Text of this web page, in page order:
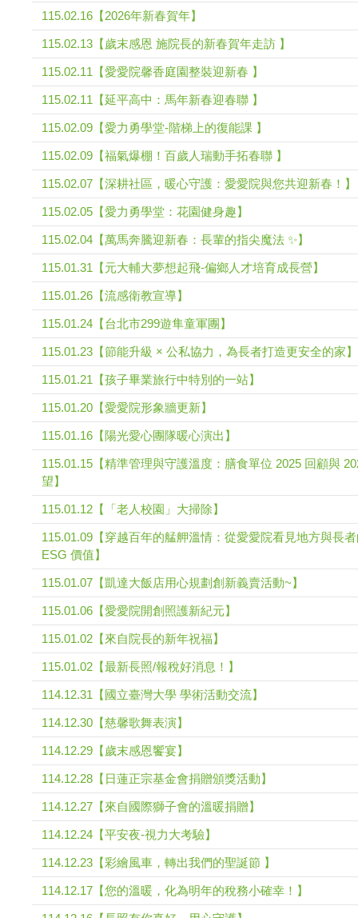
115.02.16【2026年新春賀年】
115.02.13【歲末感恩 施院長的新春賀年走訪 】
115.02.11【愛愛院馨香庭園整裝迎新春 】
115.02.11【延平高中：馬年新春迎春聯 】
115.02.09【愛力勇學堂-階梯上的復能課 】
115.02.09【福氣爆棚！百歲人瑞動手拓春聯 】
115.02.07【深耕社區，暖心守護：愛愛院與您共迎新春！】
115.02.05【愛力勇學堂：花園健身趣】
115.02.04【萬馬奔騰迎新春：長輩的指尖魔法 ✨】
115.01.31【元大輔大夢想起飛-偏鄉人才培育成長營】
115.01.26【流感衛教宣導】
115.01.24【台北市299遊隼童軍團】
115.01.23【節能升級 × 公私協力，為長者打造更安全的家】
115.01.21【孩子畢業旅行中特別的一站】
115.01.20【愛愛院形象牆更新】
115.01.16【陽光愛心團隊暖心演出】
115.01.15【精準管理與守護溫度：膳食單位 2025 回顧與
望】
115.01.12【「老人校園」大掃除】
115.01.09【穿越百年的艋舺溫情：從愛愛院看見地方與長
ESG 價值】
115.01.07【凱達大飯店用心規劃創新義賣活動~】
115.01.06【愛愛院開創照護新紀元】
115.01.02【來自院長的新年祝福】
115.01.02【最新長照/報稅好消息！】
114.12.31【國立臺灣大學 學術活動交流】
114.12.30【慈馨歌舞表演】
114.12.29【歲末感恩饗宴】
114.12.28【日蓮正宗基金會捐贈頒獎活動】
114.12.27【來自國際獅子會的溫暖捐贈】
114.12.24【平安夜-視力大考驗】
114.12.23【彩繪風車，轉出我們的聖誕節 】
114.12.17【您的溫暖，化為明年的稅務小確幸！】